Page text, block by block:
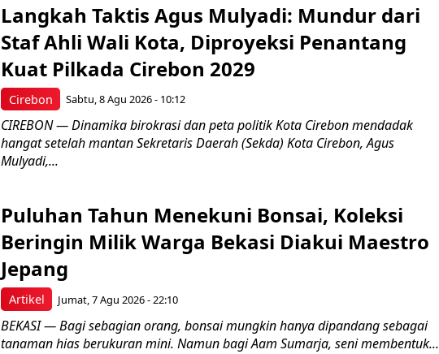
Cirebon
Langkah Taktis Agus Mulyadi: Mundur dari
Staf Ahli Wali Kota, Diproyeksi Penantang
Kuat Pilkada Cirebon 2029
Sabtu, 8 Agu 2026 - 10:12
CIREBON — Dinamika birokrasi dan peta politik Kota Cirebon mendadak
hangat setelah mantan Sekretaris Daerah (Sekda) Kota Cirebon, Agus
Mulyadi,...
Artikel
Puluhan Tahun Menekuni Bonsai, Koleksi
Beringin Milik Warga Bekasi Diakui Maestro
Jepang
Jumat, 7 Agu 2026 - 22:10
BEKASI — Bagi sebagian orang, bonsai mungkin hanya dipandang sebagai
tanaman hias berukuran mini. Namun bagi Aam Sumarja, seni membentuk...